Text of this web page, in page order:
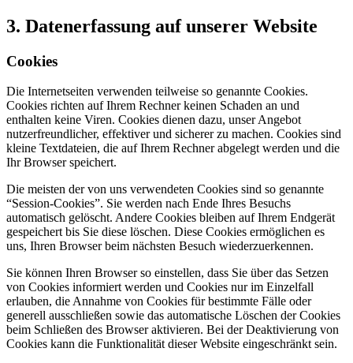
3. Datenerfassung auf unserer Website
Cookies
Die Internetseiten verwenden teilweise so genannte Cookies.
Cookies richten auf Ihrem Rechner keinen Schaden an und
enthalten keine Viren. Cookies dienen dazu, unser Angebot
nutzerfreundlicher, effektiver und sicherer zu machen. Cookies sind
kleine Textdateien, die auf Ihrem Rechner abgelegt werden und die
Ihr Browser speichert.
Die meisten der von uns verwendeten Cookies sind so genannte
“Session-Cookies”. Sie werden nach Ende Ihres Besuchs
automatisch gelöscht. Andere Cookies bleiben auf Ihrem Endgerät
gespeichert bis Sie diese löschen. Diese Cookies ermöglichen es
uns, Ihren Browser beim nächsten Besuch wiederzuerkennen.
Sie können Ihren Browser so einstellen, dass Sie über das Setzen
von Cookies informiert werden und Cookies nur im Einzelfall
erlauben, die Annahme von Cookies für bestimmte Fälle oder
generell ausschließen sowie das automatische Löschen der Cookies
beim Schließen des Browser aktivieren. Bei der Deaktivierung von
Cookies kann die Funktionalität dieser Website eingeschränkt sein.